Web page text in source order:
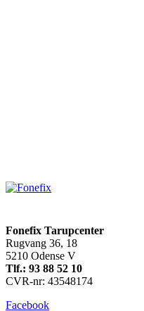
Fonefix Tarupcenter
Rugvang 36, 18
5210 Odense V
Tlf.: 93 88 52 10
CVR-nr: 43548174
Facebook